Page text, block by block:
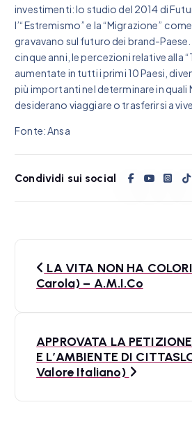
investimenti: lo studio del 2014 di
l’“Estremismo” e la “Migrazione”
gravavano sul futuro dei brand-Paese.
cinque anni, le percezioni relative alla
aumentate in tutti i primi 10 Paesi,
più importanti nel determinare in quali
desiderano viaggiare o trasferirsi a
Fonte: Ansa
Condividi sui social
LA VITA NON HA
Carola) – A.M.I.Co
APPROVATA LA
E L’AMBIENTE DI
Valore Italiano)